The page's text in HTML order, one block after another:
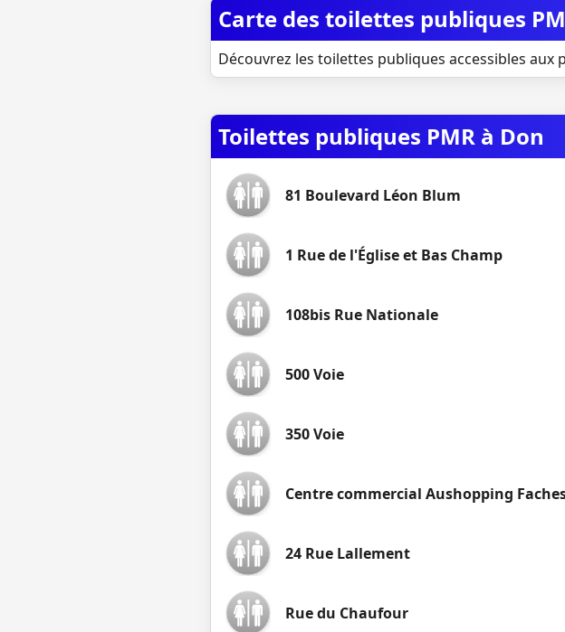
Carte des toilettes publiques
Découvrez les toilettes publiques accessibles
Toilettes publiques PMR à Don
81 Boulevard Léon Blum
1 Rue de l'Église et Bas Champ
108bis Rue Nationale
500 Voie
350 Voie
Centre commercial Aushopping
24 Rue Lallement
Rue du Chaufour